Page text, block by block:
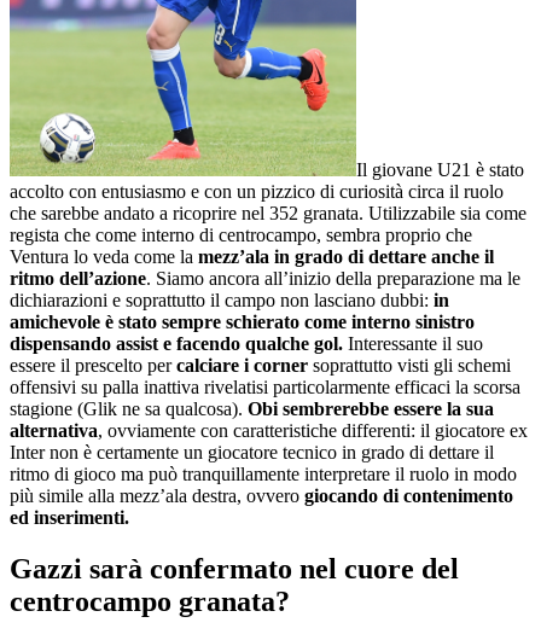
Il giovane U21 è stato
accolto con entusiasmo e con un pizzico di curiosità circa il ruolo
che sarebbe andato a ricoprire nel 352 granata. Utilizzabile sia come
regista che come interno di centrocampo, sembra proprio che
Ventura lo veda come la mezz’ala in grado di dettare anche il
ritmo dell’azione. Siamo ancora all’inizio della preparazione ma le
dichiarazioni e soprattutto il campo non lasciano dubbi: in
amichevole è stato sempre schierato come interno sinistro
dispensando assist e facendo qualche gol. Interessante il suo
essere il prescelto percalciare i corner soprattutto visti gli schemi
offensivi su palla inattiva rivelatisi particolarmente efficaci la scorsa
stagione (Glik ne sa qualcosa). Obi sembrerebbe essere la sua
alternativa, ovviamente con caratteristiche differenti: il giocatore ex
Inter non è certamente un giocatore tecnico in grado di dettare il
ritmo di gioco ma può tranquillamente interpretare il ruolo in modo
più simile alla mezz’ala destra, ovvero giocando di contenimento
ed inserimenti.
Gazzi sarà confermato nel cuore del
centrocampo granata?